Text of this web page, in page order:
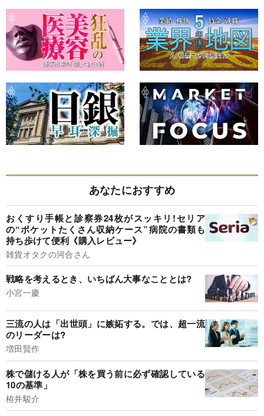
あなたにおすすめ
おくすり手帳と診察券24枚がスッキリ!セリア
の“ポケットたくさん収納ケース”病院の書類も
持ち歩けて便利《購入レビュー》
雑貨オタクの河合さん
戦略を考えるとき、いちばん大事なこととは?
小宮一慶
三流の人は「出世頭」に嫉妬する。では、超一流
のリーダーは?
増田賢作
株で儲ける人が「株を買う前に必ず確認している
10の基準」
栫井駿介